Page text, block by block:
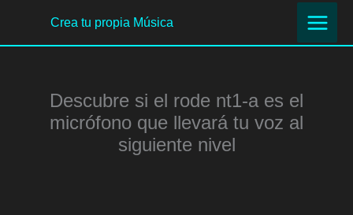
contenido
Crea tu propia Música
Descubre si el rode nt1-a es el
micrófono que llevará tu voz al
siguiente nivel